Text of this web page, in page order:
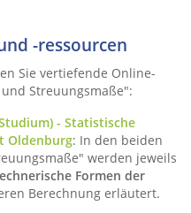
-ressourcen
Sie vertiefende Online-
Streuungsmaße":
- Statistische
Oldenburg: In den beiden
werden jeweils
Formen der
Berechnung erläutert.